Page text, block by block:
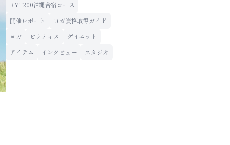
RYT200沖縄合宿コース
開催レポート
ヨガ資格取得ガイド
ヨガ
ピラティス
ダイエット
アイテム
インタビュー スタジオ